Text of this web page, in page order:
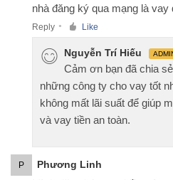
nhà đăng ký qua mạng là
Reply ● Like
Nguyễn Trí Hiếu
Cảm ơn bạn đã chia
những công ty cho vay tốt
không mất lãi suất để giúp
và vay tiền an toàn.
P Phương Linh